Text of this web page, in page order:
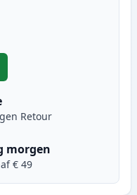
Brother TN2010 toner
Retour
morgen
€ 49